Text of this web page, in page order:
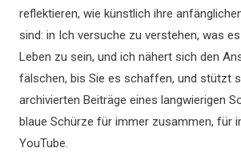
reflektieren, wie künstlich ihre
sind: in Ich versuche zu verstehen, was
Leben zu sein, und ich nähert sich den
fälschen, bis Sie es schaffen, und stützt
archivierten Beiträge eines langwierigen
blaue Schürze für immer zusammen, für
YouTube.